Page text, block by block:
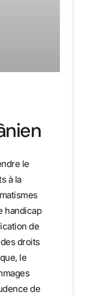
le
à la
handicap
de
droits
le
de